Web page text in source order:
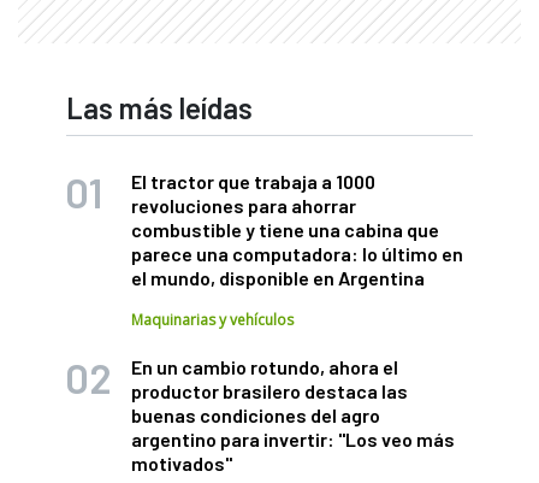
Las más leídas
El tractor que trabaja a 1000
revoluciones para ahorrar
combustible y tiene una cabina que
parece una computadora: lo último en
el mundo, disponible en Argentina
Maquinarias y vehículos
En un cambio rotundo, ahora el
productor brasilero destaca las
buenas condiciones del agro
argentino para invertir: "Los veo más
motivados"